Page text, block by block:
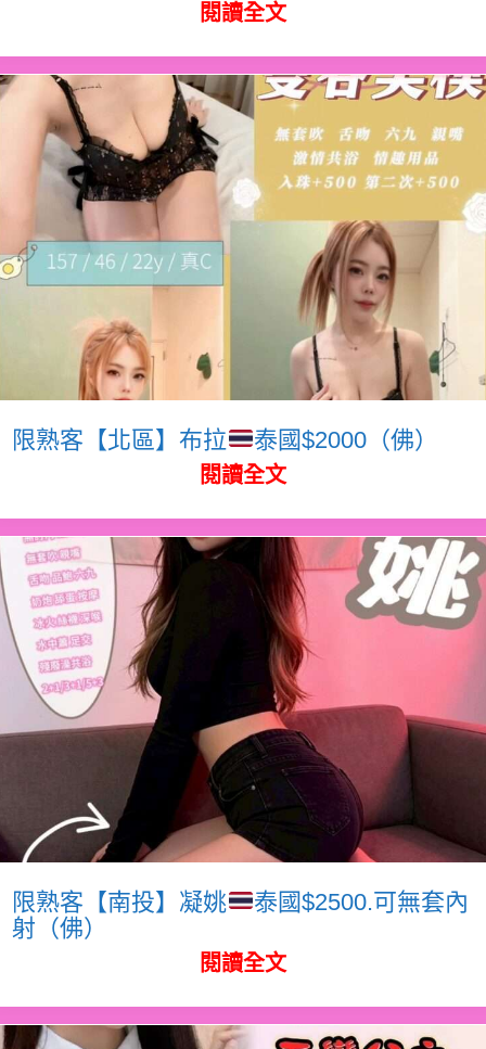
閱讀全文
限熟客【北區】布拉 泰國$2000（佛）
閱讀全文
限熟客【南投】凝姚
泰國$2500.可無套內
射（佛）
閱讀全文